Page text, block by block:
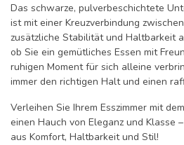
Das schwarze, pulverbeschichtete
ist mit einer Kreuzverbindung
zusätzliche Stabilität und Haltbarkeit
ob Sie ein gemütliches Essen mit
ruhigen Moment für sich alleine
immer den richtigen Halt und einen
Verleihen Sie Ihrem Esszimmer mit
einen Hauch von Eleganz und Klasse
aus Komfort, Haltbarkeit und Stil!